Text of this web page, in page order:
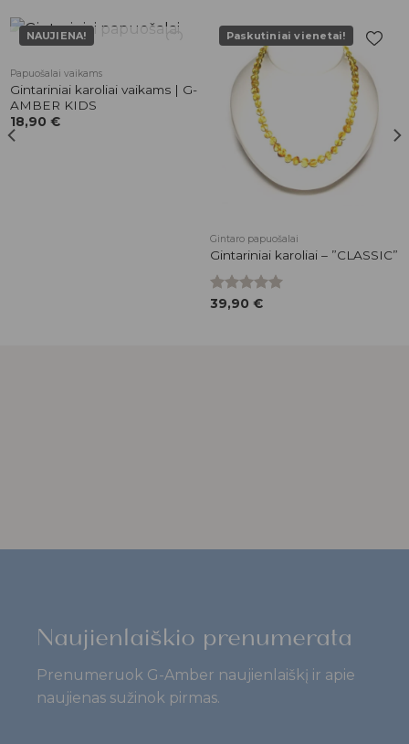
NAUJIENA!
patikusios
prekės
Papuošalai vaikams
Gintariniai karoliai vaikams | G-
AMBER KIDS
18,90 €
Paskutiniai vienetai!
Pridėti į
patikusios
prekės
Gintaro papuošalai
Gintariniai karoliai – ”CLASSIC”
Įvertinimas:
39,90 €
Naujienlaiškio prenumerata
Prenumeruok G-Amber naujienlaiškį ir apie
naujienas sužinok pirmas.